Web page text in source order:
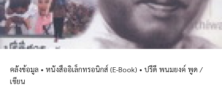
คลังข้อมูล • หนังสืออิเล็กทรอนิกส์ (E-Book) • ปรีดี พนมยงค์ พูด /
เขียน